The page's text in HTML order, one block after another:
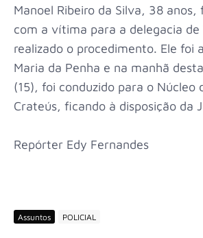
Manoel Ribeiro da Silva, 38 anos,
com a vítima para a delegacia de
realizado o procedimento. Ele foi
Maria da Penha e na manhã
(15), foi conduzido para o Núcleo
Crateús, ficando à disposição da
Repórter Edy Fernandes
Assuntos POLICIAL